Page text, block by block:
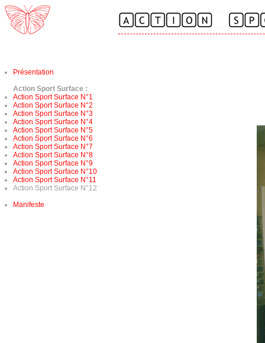
Présentation
Action Sport Surface :
Action Sport Surface N°1
Action Sport Surface N°2
Action Sport Surface N°3
Action Sport Surface N°4
Action Sport Surface N°5
Action Sport Surface N°6
Action Sport Surface N°7
Action Sport Surface N°8
Action Sport Surface N°9
Action Sport Surface N°10
Action Sport Surface N°11
Action Sport Surface N°12
Manifeste